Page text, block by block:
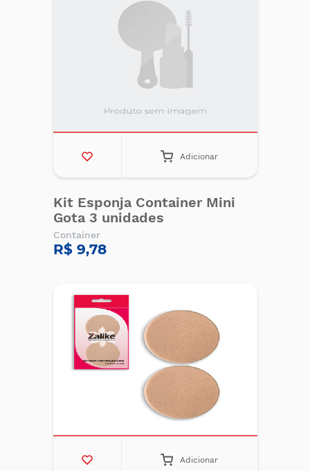
Adicionar
Kit Esponja Container Mini
Gota 3 unidades
Container
R$ 9,78
Adicionar